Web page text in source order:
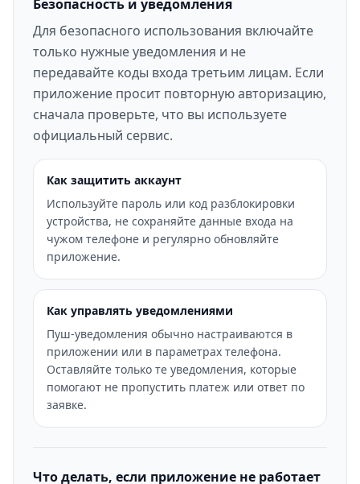
Безопасность и уведомления
Для безопасного использования включайте
только нужные уведомления и не
передавайте коды входа третьим лицам. Если
приложение просит повторную авторизацию,
сначала проверьте, что вы используете
официальный сервис.
Как защитить аккаунт
Используйте пароль или код разблокировки
устройства, не сохраняйте данные входа на
чужом телефоне и регулярно обновляйте
приложение.
Как управлять уведомлениями
Пуш-уведомления обычно настраиваются в
приложении или в параметрах телефона.
Оставляйте только те уведомления, которые
помогают не пропустить платеж или ответ по
заявке.
Что делать, если приложение не работает